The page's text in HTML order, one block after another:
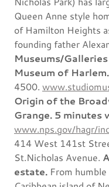
Queen Anne style
of Hamilton Heights
founding father
Museums/Galleries
Museum of Harlem.
4500.
Origin of the
Grange. 5 minutes
www.nps.gov/hagr/
414 West 141st
St.Nicholas Avenue.
estate. From